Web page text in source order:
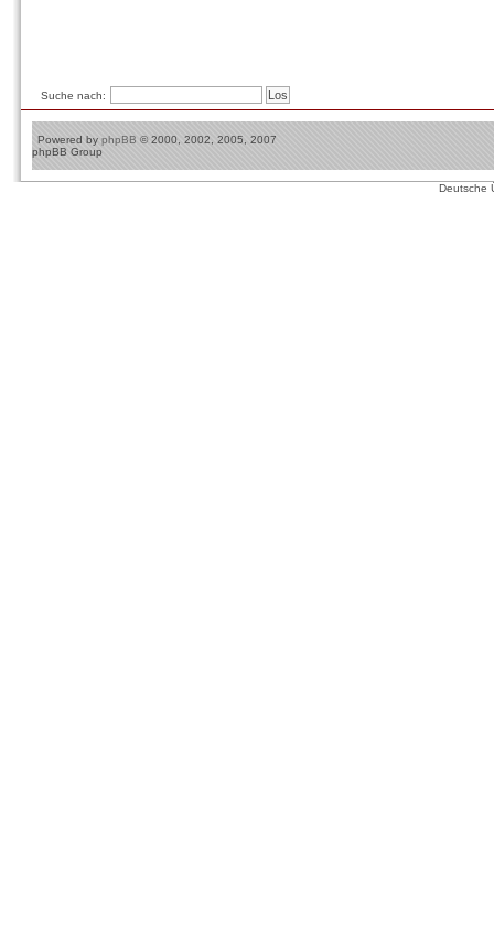
Suche nach:
Powered by phpBB © 2000, 2002, 2005, 2007
phpBB Group
Deutsche